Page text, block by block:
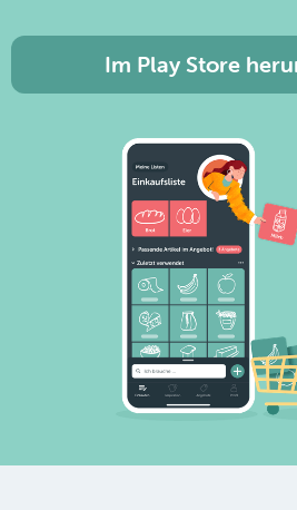
Im Play Store